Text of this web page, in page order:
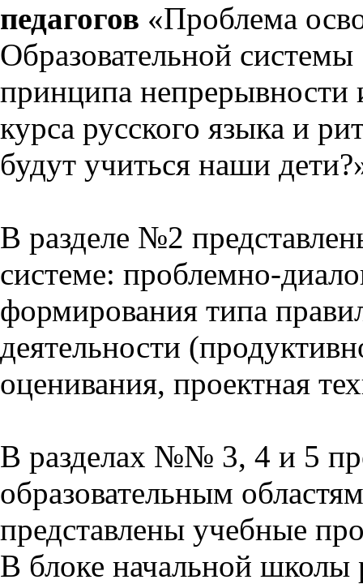
педагогов «Проблема
Образовательной
принципа непрерывности
курса русского языка и
будут учиться наши
В разделе №2
системе: проблемно-
формирования типа
деятельности
оценивания, проектная
В разделах №№ 3, 4 и 5
образовательным
представлены учебные
В блоке начальной школы